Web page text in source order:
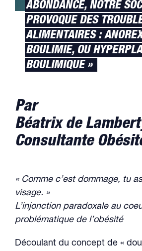
ABONDANCE, NOTRE
PROVOQUE DES
ALIMENTAIRES :
BOULIMIE, OU
BOULIMIQUE »
Par
Béatrix de
Consultante
« Comme c’est dommage, tu
visage. »
L’injonction paradoxale au
problématique de l’obésité
Découlant du concept de «